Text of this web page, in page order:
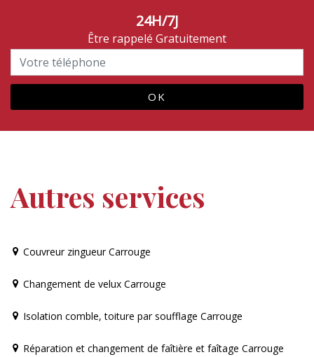
24H/7J
Être rappelé Gratuitement
Autres services
Couvreur zingueur Carrouge
Changement de velux Carrouge
Isolation comble, toiture par soufflage Carrouge
Réparation et changement de faîtière et faîtage Carrouge